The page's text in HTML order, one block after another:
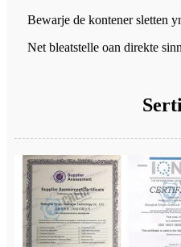
Bewarje de kontener sletten
Net bleatstelle oan direkte